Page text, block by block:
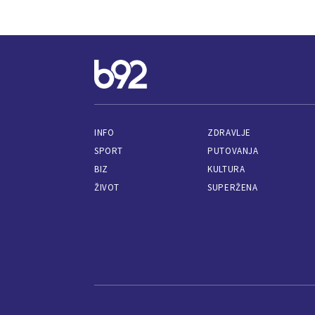
INFO
SPORT
BIZ
ŽIVOT
ZDRAVLJE
PUTOVANJA
KULTURA
SUPERŽENA